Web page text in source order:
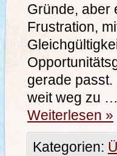
Gründe, aber
Frustration,
gerade
weit weg zu …
Weiterlesen »
Kategorien: